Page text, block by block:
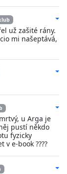
už zašité rány.
mi našeptává,
u Arga je
pustí někdo
fyzicky
e-book ????